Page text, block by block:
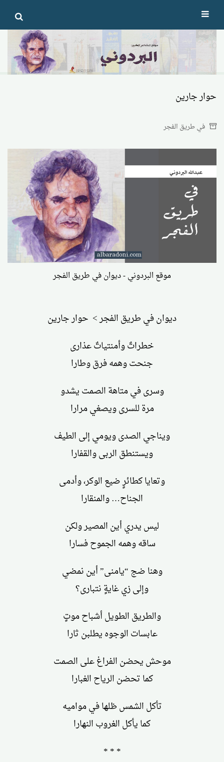
Skip
to
content
حوار جارين
في طريق الفجر
موقع البردوني - ديوان في طريق الفجر
ديوان في طريق الفجر > حوار جارين
خطراتٌ وأمنتياتٌ عذارى
جنحت وهمه فرق وطارا
وسرى في متاهة الصمت يشدو
مرة للسرى ويصغي مرارا
ويناجي الصدى ويومي إلى الطيف
ويستنطق الربى والقفارا
وتعايا كطائرٍ ضيع الوكر، وأدمى
الجناح… والمنقارا
ليس يدري أين المصير ولكن
ساقه وهمه الجموح فسارا
وهنا ضج “يامنى” أين نمضي
وإلى زي غايةٍ نتبارى؟
والطريق الطويل أشباح موتٍ
عابسات الوجوه يطلبن ثارا
موحش يحضن الفراغ على الصمت
كما تحضن الرياح الغبارا
تأكل الشمس ظلها في مواميه
كما يأكل الغروب النهارا
* * *